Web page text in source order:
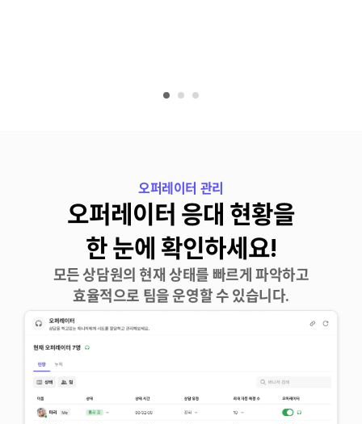
오퍼레이터 관리
오퍼레이터 응대 현황을
한 눈에 확인하세요!
모든 상담원의 현재 상태를 빠르게 파악하고
효율적으로 팀을 운영할 수 있습니다.